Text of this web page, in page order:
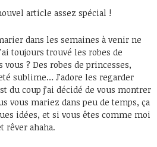
article assez spécial !
dans les semaines à venir ne
toujours trouvé les robes de
? Des robes de princesses,
sublime… J’adore les regarder
du coup j’ai décidé de vous montrer
vous mariez dans peu de temps, ça
idées, et si vous êtes comme moi
rêver ahaha.